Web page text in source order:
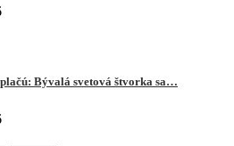
Bývalá svetová štvorka sa…